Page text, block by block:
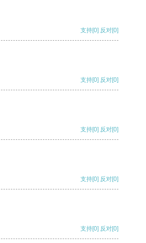
支持[0] 反对[0]
支持[0] 反对[0]
支持[0] 反对[0]
支持[0] 反对[0]
支持[0] 反对[0]